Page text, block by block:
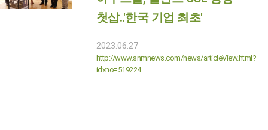
첫삽..'한국 기업 최초'
2023.06.27
http://www.snmnews.com/news/articleView.html?
idxno=519224